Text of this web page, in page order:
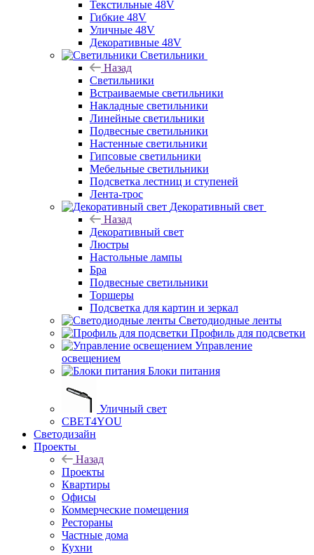
Текстильные 48V
Гибкие 48V
Уличные 48V
Декоративные 48V
Светильники
Назад
Светильники
Встраиваемые светильники
Накладные светильники
Линейные светильники
Подвесные светильники
Настенные светильники
Гипсовые светильники
Мебельные светильники
Подсветка лестниц и ступеней
Лента-трос
Декоративный свет
Назад
Декоративный свет
Люстры
Настольные лампы
Бра
Подвесные светильники
Торшеры
Подсветка для картин и зеркал
Светодиодные ленты
Профиль для подсветки
Управление
освещением
Блоки питания
Уличный свет
СВЕТ4YOU
Светодизайн
Проекты
Назад
Проекты
Квартиры
Офисы
Коммерческие помещения
Рестораны
Частные дома
Кухни